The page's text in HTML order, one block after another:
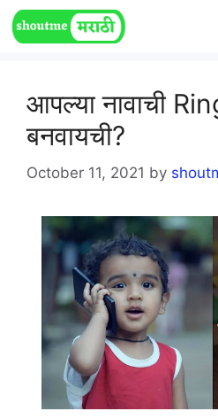
Skip
to
आपल्या नावाची
बनवायची?
October 11, 2021 by